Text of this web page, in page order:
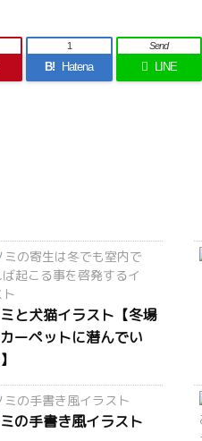
B! Hatena
1
LINE
Send
と犬猫イラスト【冬場
ーペットに潜んでい
の手書き風イラスト